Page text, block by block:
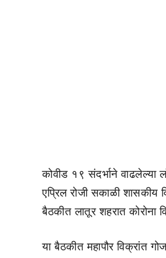
कोवीड १९ संदर्भाने वाढलेल्या
एप्रिल रोजी सकाळी शासकीय
बैठकीत लातूर शहरात कोरोना
या बैठकीत महापौर विक्रांत